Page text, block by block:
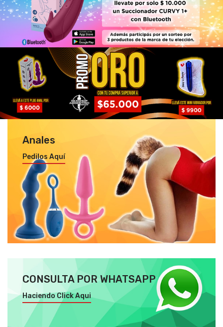
Anales
Pedilos Aquí
CONSULTA POR WHATSAPP
Haciendo Click Aqui